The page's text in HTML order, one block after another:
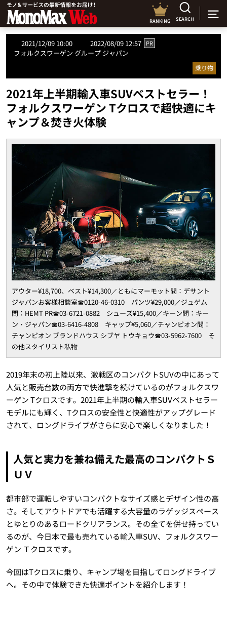
RANKING SEARCH
2021/12/09 10:00 2022/08/09 12:57 PR
フォルクスワーゲン グループ ジャパン
乗り物
2021年上半期輸入車SUVベストセラー！
フォルクスワーゲン Tクロスで超快適にキ
ャンプ＆焚き火体験
アウター¥18,700、ベスト¥14,300／ともにマーモット問：デサント
ジャパンお客様相談室☎︎0120-46-0310 パンツ¥29,000／ジュゲム
問：HEMT PR☎︎03-6721-0882 シューズ¥15,400／キーン問：キー
ン・ジャパン☎︎03-6416-4808 キャップ¥5,060／チャンピオン問：
チャンピオン ブランドハウス シブヤ トウキョウ☎︎03-5962-7600 そ
の他スタイリスト私物
2019年末の初上陸以来、激戦区のコンパクトSUVの中にあって
人気と販売台数の両方で快進撃を続けているのがフォルクスワ
ーゲン Tクロスです。2021年上半期の輸入車SUVベストセラー
モデルにも輝く、Tクロスの安全性と快適性がアップグレード
されて、ロングドライブがさらに安心で楽しくなりました！
人気と実力を兼ね備えた最高のコンパクトＳ
ＵＶ
都市部で運転しやすいコンパクトなサイズ感とデザイン性の高
さ。そしてアウトドアでも活躍する大容量のラゲッジスペース
とゆとりのあるロードクリアランス。その全てを併せ持ってい
るのが、今日本で最も売れている輸入車SUV、フォルクスワー
ゲン Ｔクロスです。
今回はTクロスに乗り、キャンプ場を目指してロングドライブ
へ。その中で体験できた快適ポイントを紹介します！